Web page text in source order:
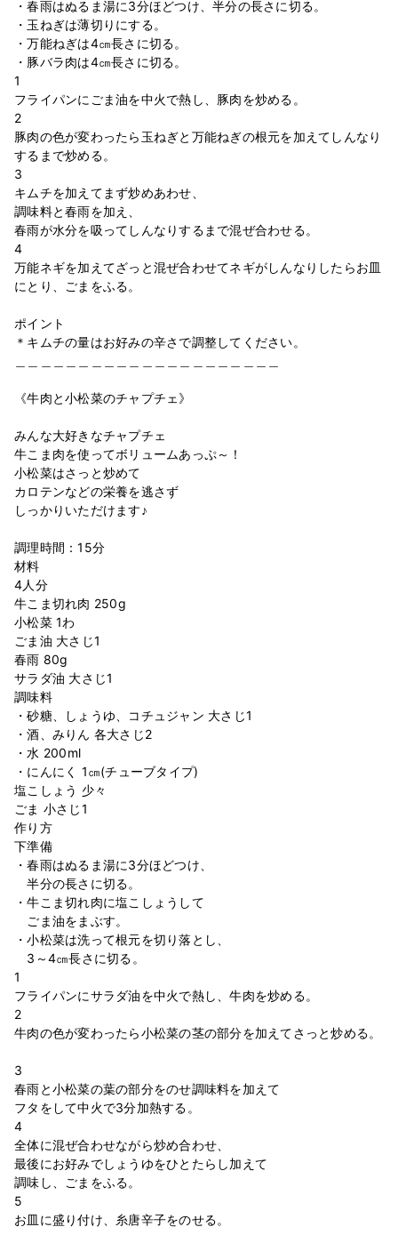
・春雨はぬるま湯に3分ほどつけ、半分の長さに切る。 ⁣
・玉ねぎは薄切りにする。 ⁣
・万能ねぎは4㎝長さに切る。 ⁣
・豚バラ肉は4㎝長さに切る。 ⁣
1 ⁣
フライパンにごま油を中火で熱し、豚肉を炒める。 ⁣
2⁣
豚肉の色が変わったら玉ねぎと万能ねぎの根元を加えてしんなり
するまで炒める。 ⁣
3 ⁣
キムチを加えてまず炒めあわせ、⁣
調味料と春雨を加え、⁣
春雨が水分を吸ってしんなりするまで混ぜ合わせる。 ⁣
4 ⁣
万能ネギを加えてざっと混ぜ合わせてネギがしんなりしたらお皿
にとり、ごまをふる。 ⁣
ポイント ⁣
＊キムチの量はお好みの辛さで調整してください。⁣
《牛肉と小松菜のチャプチェ》⁣
みんな大好きなチャプチェ ⁣
牛こま肉を使ってボリュームあっぷ～！ ⁣
小松菜はさっと炒めて ⁣
カロテンなどの栄養を逃さず ⁣
しっかりいただけます♪ ⁣
調理時間：15分 ⁣
材料 ⁣
4人分 ⁣
牛こま切れ肉 250g⁣
小松菜 1わ⁣
ごま油 大さじ1⁣
春雨 80g⁣
サラダ油 大さじ1⁣
調味料⁣
・砂糖、しょうゆ、コチュジャン 大さじ1⁣
・酒、みりん 各大さじ2⁣
・水 200ml⁣
・にんにく 1㎝(チューブタイプ)⁣
塩こしょう 少々⁣
ごま 小さじ1⁣
作り方 ⁣
下準備 ⁣
・春雨はぬるま湯に3分ほどつけ、⁣
半分の長さに切る。 ⁣
・牛こま切れ肉に塩こしょうして⁣
ごま油をまぶす。 ⁣
・小松菜は洗って根元を切り落とし、⁣
3～4㎝長さに切る。 ⁣
1⁣
フライパンにサラダ油を中火で熱し、牛肉を炒める。 ⁣
2 ⁣
牛肉の色が変わったら小松菜の茎の部分を加えてさっと炒める。
3 ⁣
春雨と小松菜の葉の部分をのせ調味料を加えて⁣
フタをして中火で3分加熱する。 ⁣
4⁣
全体に混ぜ合わせながら炒め合わせ、⁣
最後にお好みでしょうゆをひとたらし加えて⁣
調味し、ごまをふる。 ⁣
5 ⁣
お皿に盛り付け、糸唐辛子をのせる。⁣